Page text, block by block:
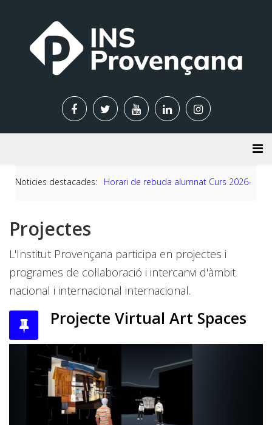
Noticies destacades: Horari de rebuda alumnat Curs 2026-
Projectes
L'Institut Provençana participa en projectes i
programes de col·laboració i intercanvi d'àmbit
nacional i internacional internacional.
Projecte Virtual Art Spaces